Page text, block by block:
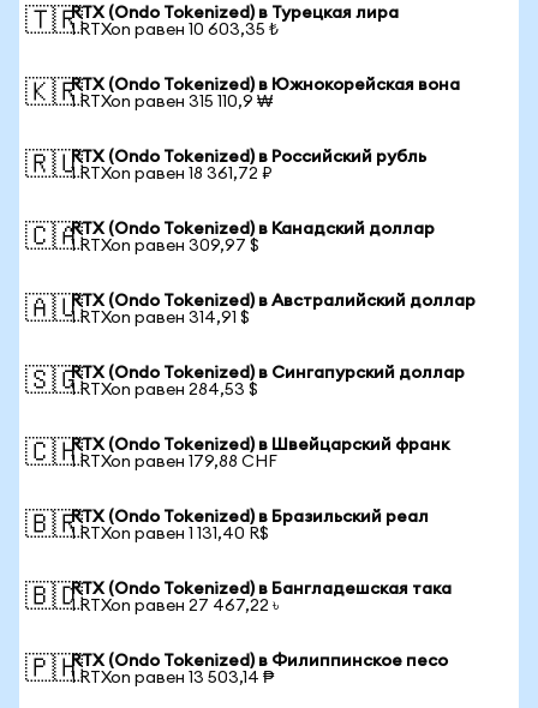
🇹🇷RTX (Ondo Tokenized) в Турецкая лира
1 RTXon равен 10 603,35 ₺
🇰🇷RTX (Ondo Tokenized) в Южнокорейская вона
1 RTXon равен 315 110,9 ₩
🇷🇺RTX (Ondo Tokenized) в Российский рубль
1 RTXon равен 18 361,72 ₽
🇨🇦RTX (Ondo Tokenized) в Канадский доллар
1 RTXon равен 309,97 $
🇦🇺RTX (Ondo Tokenized) в Австралийский доллар
1 RTXon равен 314,91 $
🇸🇬RTX (Ondo Tokenized) в Сингапурский доллар
1 RTXon равен 284,53 $
🇨🇭RTX (Ondo Tokenized) в Швейцарский франк
1 RTXon равен 179,88 CHF
🇧🇷RTX (Ondo Tokenized) в Бразильский реал
1 RTXon равен 1 131,40 R$
🇧🇩RTX (Ondo Tokenized) в Бангладешская така
1 RTXon равен 27 467,22 ৳
🇵🇭RTX (Ondo Tokenized) в Филиппинское песо
1 RTXon равен 13 503,14 ₱